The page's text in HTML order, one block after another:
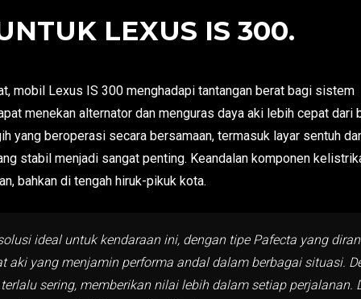
LEXUS IS 300.
mobil Lexus IS 300 menghadapi tantangan berat bagi sistem
menekan alternator dan menguras daya aki lebih cepat dari
yang beroperasi secara bersamaan, termasuk layar sentuh
stabil menjadi sangat penting. Keandalan komponen
bahkan di tengah hiruk-pikuk kota.
ideal untuk kendaraan ini, dengan tipe Pafecta yang
aki yang menjamin performa andal dalam berbagai situasi.
sering, memberikan nilai lebih dalam setiap